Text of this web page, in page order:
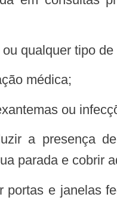
qualquer tipo
médica;
ou
parada e cobrir